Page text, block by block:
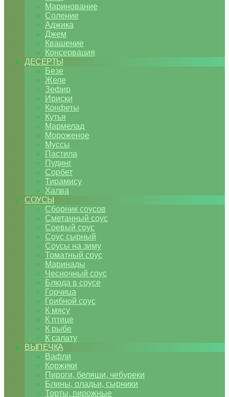
Маринование
Соление
Аджика
Джем
Квашение
Консервация
ДЕСЕРТЫ
Безе
Желе
Зефир
Ириски
Конфеты
Кутья
Мармелад
Мороженое
Муссы
Пастила
Пудинг
Сорбет
Тирамису
Халва
СОУСЫ
Сборник соусов
Сметанный соус
Соевый соус
Соус сырный
Соусы на зиму
Томатный соус
Маринады
Чесночный соус
Блюда в соусе
Горчица
Грибной соус
К мясу
К птице
К рыбе
К салату
ВЫПЕЧКА
Вафли
Коржики
Пироги, беляши, чебуреки
Блины, оладьи, сырники
Торты, пирожные